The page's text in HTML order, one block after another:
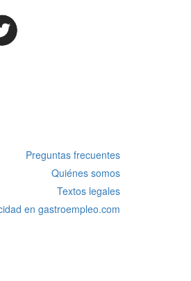
Preguntas frecuentes
Quiénes somos
Textos legales
en gastroempleo.com